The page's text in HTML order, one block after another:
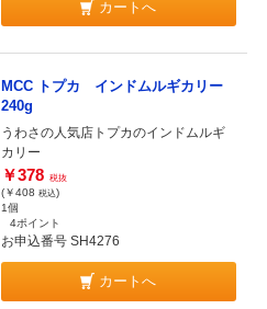
カートへ
MCC トプカ インドムルギカリー
240g
うわさの人気店トプカのインドムルギ
カリー
￥378 税抜
(￥408 税込)
1個
4ポイント
お申込番号 SH4276
カートへ